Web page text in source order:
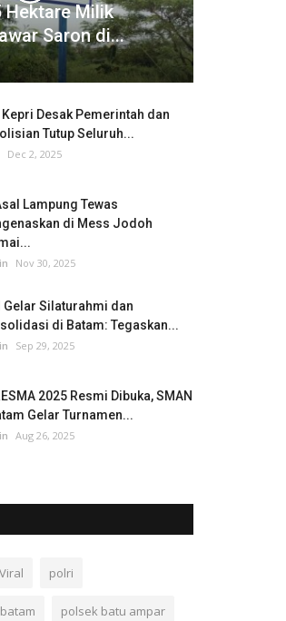
Hektare Milik
Saron di...
Kepri Desak Pemerintah dan
Tutup Seluruh...
Dec 2, 2025
Lampung Tewas
di Mess Jodoh
Nov 30, 2025
Gelar Silaturahmi dan
di Batam: Tegaskan...
Sep 29, 2025
2025 Resmi Dibuka, SMAN
Gelar Turnamen...
Aug 26, 2025
polri
batam polsek batu ampar